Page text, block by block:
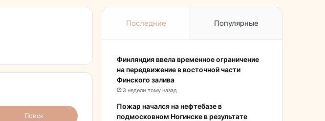
Последние Популярные
Финляндия ввела временное ограничение
на передвижение в восточной части
Финского залива
3 недели тому назад
Пожар начался на нефтебазе в
подмосковном Ногинске в результате